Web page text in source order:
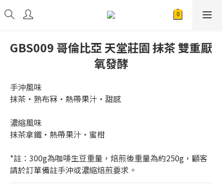
GBS009 哥倫比亞 天堂莊園 抹茶 雙重厭
氧發酵
手沖風味
抹茶・熟布冧・熱帶果汁・甜感
濃縮風味
抹茶拿鐵・熱帶果汁・蜜柑
*註：300g為咖啡生豆重量，焙煎後重量為約250g，顧客
請於訂單備註手沖或濃縮焙煎要求。